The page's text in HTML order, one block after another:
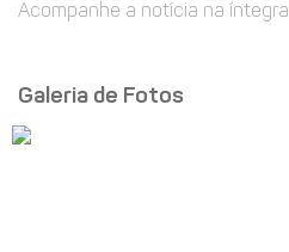
Acompanhe a notícia na íntegra
Galeria de Fotos